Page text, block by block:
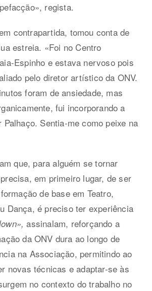
regista.
contrapartida, tomou conta de
estreia. «Foi no Centro
Espinho e estava nervoso pois
pelo diretor artístico da ONV.
foram de ansiedade, mas
fui incorporando a
Palhaço. Sentia-me como peixe na
que, para alguém se tornar
em primeiro lugar, de ser
de base em Teatro,
Dança, é preciso ter experiência
assinalam, reforçando a
da ONV dura ao longo de
na Associação, permitindo ao
novas técnicas e adaptar-se às
no contexto do trabalho no